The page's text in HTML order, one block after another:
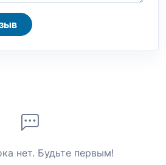
отзыв
нет. Будьте первым!